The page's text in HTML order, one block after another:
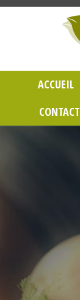
ACCUEIL
CONTACT